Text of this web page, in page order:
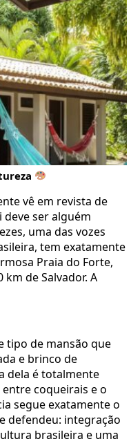
vê em revista de
deve ser alguém
uma das vozes
tem exatamente
Praia do Forte,
km de Salvador. A
tipo de mansão que
e brinco de
dela é totalmente
coqueirais e o
segue exatamente o
defendeu: integração
brasileira e uma